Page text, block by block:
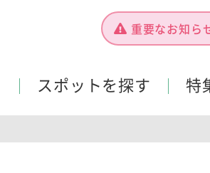
重要なお知ら
スポットを探す 特